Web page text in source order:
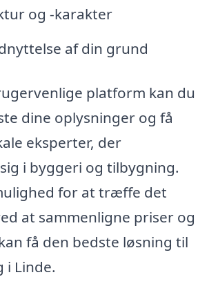
og -karakter
af din grund
platform kan du
dine oplysninger og få
eksperter, der
i byggeri og tilbygning.
for at træffe det
at sammenligne priser og
få den bedste løsning til
i Linde.